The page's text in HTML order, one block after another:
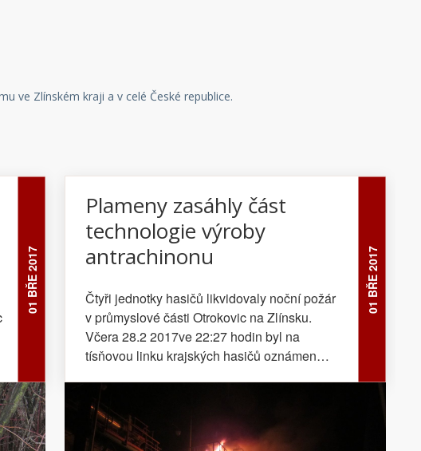
ve Zlínském kraji a v celé České republice.
01 BŘE 2017 01 BŘE 2017
Plameny zasáhly část
technologie výroby
antrachinonu
Čtyři jednotky hasičů likvidovaly noční požár
v průmyslové části Otrokovic na Zlínsku.
Včera 28.2 2017ve 22:27 hodin byl na
tísňovou linku krajských hasičů oznámen
antrachinonu v části Otrokovic - Baťov. Na
místě se podle oznamovatele měly nacházet i
dvě osoby. Na místo události vyrazily jednotky